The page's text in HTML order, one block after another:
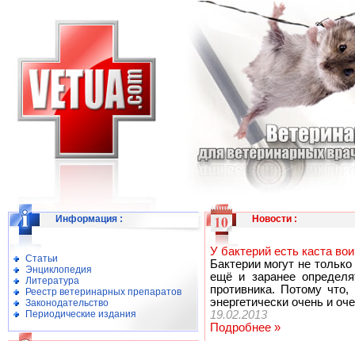
Информация :
Статьи
Энциклопедия
Литература
Реестр ветеринарных препаратов
Законодательство
Периодические издания
Новости:
У бактерий есть каста
Бактерии могут не
ещё и заранее
противника. Потому
энергетически очень и
19.02.2013
Подробнее »